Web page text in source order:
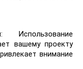
Использование
вашему проекту
внимание